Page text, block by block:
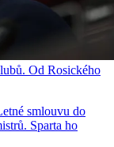
Od Rosického
smlouvu do
Sparta ho